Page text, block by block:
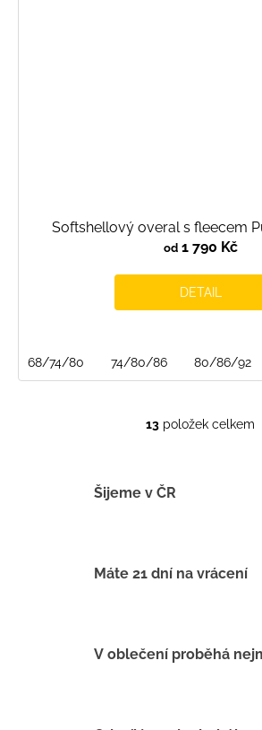
Softshellový overal s fleecem
od1 790 Kč
DETAIL
68/74/80 74/80/86 80/86/92
O
í
k
13 položek celkem
Šijeme v ČR
Máte 21 dní na vrácení
V oblečení proběhá